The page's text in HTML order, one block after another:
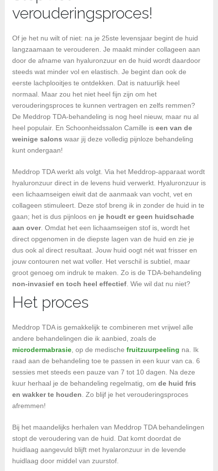
verouderingsproces!
Of je het nu wilt of niet: na je 25ste levensjaar begint de huid
langzaamaan te verouderen. Je maakt minder collageen aan
door de afname van hyaluronzuur en de huid wordt daardoor
steeds wat minder vol en elastisch. Je begint dan ook de
eerste lachplooitjes te ontdekken. Dat is natuurlijk heel
normaal. Maar zou het niet heel fijn zijn om het
verouderingsproces te kunnen vertragen en zelfs remmen?
De Meddrop TDA-behandeling is nog heel nieuw, maar nu al
heel populair. En Schoonheidssalon Camille is een van de
weinige salons waar jij deze volledig pijnloze behandeling
kunt ondergaan!
Meddrop TDA werkt als volgt. Via het Meddrop-apparaat wordt
hyaluronzuur direct in de levens huid verwerkt. Hyaluronzuur is
een lichaamseigen eiwit dat de aanmaak van vocht, vet en
collageen stimuleert. Deze stof breng ik in zonder de huid in te
gaan; het is dus pijnloos en je houdt er geen huidschade
aan over. Omdat het een lichaamseigen stof is, wordt het
direct opgenomen in de diepste lagen van de huid en zie je
dus ook al direct resultaat. Jouw huid oogt nét wat frisser en
jouw contouren net wat voller. Het verschil is subtiel, maar
groot genoeg om indruk te maken. Zo is de TDA-behandeling
non-invasief en toch heel effectief . Wie wil dat nu niet?
Het proces
Meddrop TDA is gemakkelijk te combineren met vrijwel alle
andere behandelingen die ik aanbied, zoals de
microdermabrasie , op de medische fruitzuurpeeling na. Ik
raad aan de behandeling toe te passen in een kuur van ca. 6
sessies met steeds een pauze van 7 tot 10 dagen. Na deze
kuur herhaal je de behandeling regelmatig, om de huid fris
en wakker te houden . Zo blijf je het verouderingsproces
afremmen!
Bij het maandelijks herhalen van Meddrop TDA behandelingen
stopt de veroudering van de huid. Dat komt doordat de
huidlaag aangevuld blijft met hyalaronzuur in de levende
huidlaag door middel van zuurstof.